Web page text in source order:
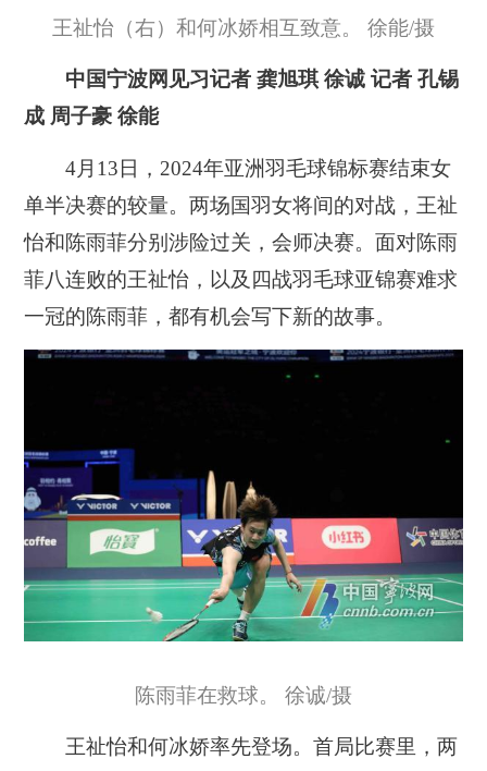
王祉怡（右）和何冰娇相互致意。 徐能/摄
中国宁波网见习记者 龚旭琪 徐诚 记者 孔锡
成 周子豪 徐能
4月13日，2024年亚洲羽毛球锦标赛结束女
单半决赛的较量。两场国羽女将间的对战，王祉
怡和陈雨菲分别涉险过关，会师决赛。面对陈雨
菲八连败的王祉怡，以及四战羽毛球亚锦赛难求
一冠的陈雨菲，都有机会写下新的故事。
陈雨菲在救球。 徐诚/摄
王祉怡和何冰娇率先登场。首局比赛里，两